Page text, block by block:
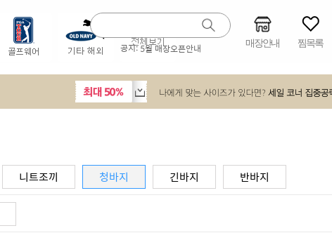
공지:5월 매장오픈안내 매장안내 찜목록
니트조끼 청바지 긴바지 반바지